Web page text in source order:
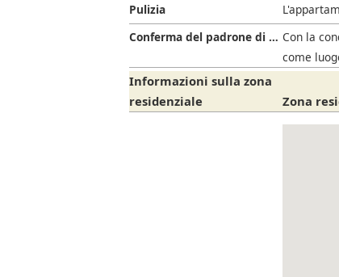
Pulizia
Conferma del padrone di casa Con la
come
Informazioni sulla zona
residenziale
Zona